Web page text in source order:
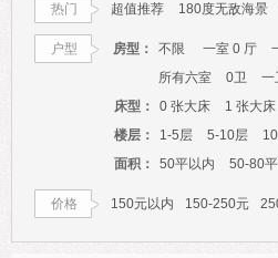
热门 超值推荐 180度无敌海景
户型 房型： 不限 一室 0 厅
所有六室
0卫 一
床型：
0 张大床 1 张大床
楼层：
1-5层 5-10层
面积：
50平以内 50-80
价格 150元以内 150-250元